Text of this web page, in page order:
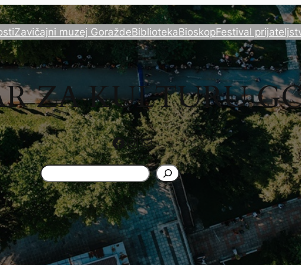
Zavičajni muzej GoraždeBibliotekaBioskopFestival
ZA KULTURU
Facebook
Instagram
Mail